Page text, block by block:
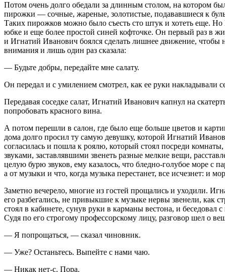
Потом очень долго обедали за длинным столом, на котором
пирожки — сочные, жареные, золотистые, подававшиеся к
Таких пирожков можно было съесть сто штук и хотеть еще.
юбке и еще более простой синей кофточке. Он первый раз в
и Игнатий Иванович боялся сделать лишнее движение, чтобы
внимания и лишь один раз сказала:
— Будьте добры, передайте мне салату.
Он передал и с умилением смотрел, как ее руки
Передавая соседке салат, Игнатий Иванович капнул на
попробовать красного вина.
А потом перешли в салон, где было еще больше цветов и
дома долго просил ту самую девушку, которой Игнатий
согласилась и пошла к роялю, который стоял посреди
звуками, заставлявшими звенеть разные мелкие вещи,
целую бурю звуков, ему казалось, что бледно-голубое море с
а от музыки и что, когда музыка перестанет, все исчезнет: и
Заметно вечерело, многие из гостей прощались и уходили.
его разбегались, не привыкшие к музыке нервы звенели, как
стоял в кабинете, сунув руки в карманы вестона, и
Судя по его строгому профессорскому лицу, разговор шел о
— Я попрощаться, — сказал чиновник.
— Уже? Останьтесь. Выпейте с нами чаю.
— Никак нет-с. Пора.